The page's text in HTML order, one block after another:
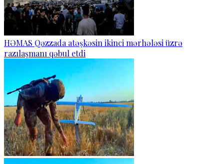
HƏMAS Qəzzada atəşkəsin ikinci mərhələsi üzrə
razılaşmanı qəbul etdi